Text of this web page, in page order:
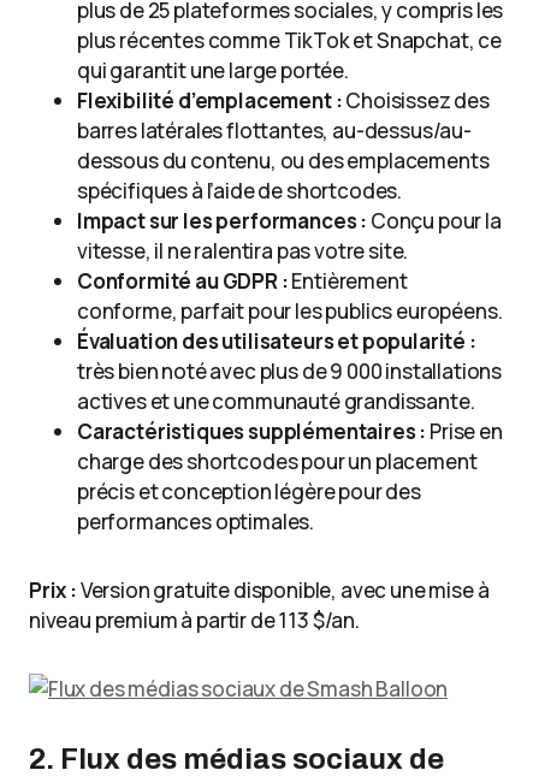
plus de 25 plateformes sociales, y compris les
plus récentes comme TikTok et Snapchat, ce
qui garantit une large portée.
Flexibilité d’emplacement :Choisissez des
barres latérales flottantes, au-dessus/au-
dessous du contenu, ou des emplacements
spécifiques à l’aide de shortcodes.
Impact sur les performances : Conçu pour la
vitesse, il ne ralentira pas votre site.
Conformité au GDPR :Entièrement
conforme, parfait pour les publics européens.
Évaluation des utilisateurs et popularité :
très bien noté avec plus de 9 000 installations
actives et une communauté grandissante.
Caractéristiques supplémentaires : Prise en
charge des shortcodes pour un placement
précis et conception légère pour des
performances optimales.
Prix :Version gratuite disponible, avec une mise à
niveau premium à partir de 113 $/an.
2. Flux des médias sociaux de